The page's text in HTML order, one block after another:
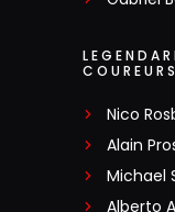
wat een relatief
het dan helemaal
COUREURS
Nico
Alain
Michael
Alberto